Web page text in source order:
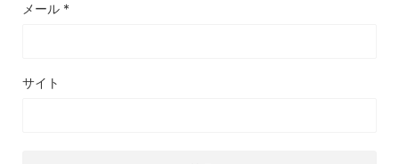
メール *
サイト